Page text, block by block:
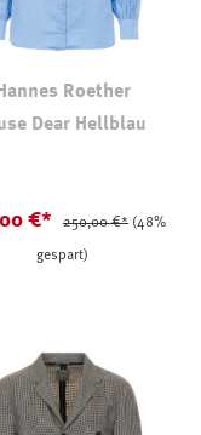
Hannes Roether
Dear Hellblau
€* 250,00 €* (48%
gespart)